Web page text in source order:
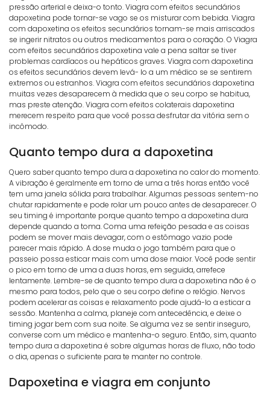
pressão arterial e deixa-o tonto. Viagra com efeitos secundários
dapoxetina pode tornar-se vago se os misturar com bebida. Viagra
com dapoxetina os efeitos secundários tornam-se mais arriscados
se ingerir nitratos ou outros medicamentos para o coração. O Viagra
com efeitos secundários dapoxetina vale a pena saltar se tiver
problemas cardíacos ou hepáticos graves. Viagra com dapoxetina
os efeitos secundários devem levá- lo a um médico se se sentirem
extremos ou estranhos. Viagra com efeitos secundários dapoxetina
muitas vezes desaparecem à medida que o seu corpo se habitua,
mas preste atenção. Viagra com efeitos colaterais dapoxetina
merecem respeito para que você possa desfrutar da vitória sem o
incômodo.
Quanto tempo dura a dapoxetina
Quero saber quanto tempo dura a dapoxetina no calor do momento.
A vibração é geralmente em torno de uma a três horas então você
tem uma janela sólida para trabalhar. Algumas pessoas sentem-no
chutar rapidamente e pode rolar um pouco antes de desaparecer. O
seu timing é importante porque quanto tempo a dapoxetina dura
depende quando a toma. Coma uma refeição pesada e as coisas
podem se mover mais devagar, com o estômago vazio pode
parecer mais rápido. A dose muda o jogo também para que o
passeio possa esticar mais com uma dose maior. Você pode sentir
o pico em torno de uma a duas horas, em seguida, arrefece
lentamente. Lembre-se de quanto tempo dura a dapoxetina não é o
mesmo para todos, pelo que o seu corpo define o relógio. Nervos
podem acelerar as coisas e relaxamento pode ajudá-lo a esticar a
sessão. Mantenha a calma, planeje com antecedência, e deixe o
timing jogar bem com sua noite. Se alguma vez se sentir inseguro,
converse com um médico e mantenha-o seguro. Então, sim, quanto
tempo dura a dapoxetina é sobre algumas horas de fluxo, não todo
o dia, apenas o suficiente para te manter no controle.
Dapoxetina e viagra em conjunto